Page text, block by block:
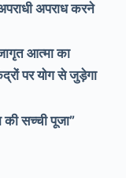
अपराध करने
आत्मा का
पर योग से जुड़ेगा
की सच्ची पूजा”